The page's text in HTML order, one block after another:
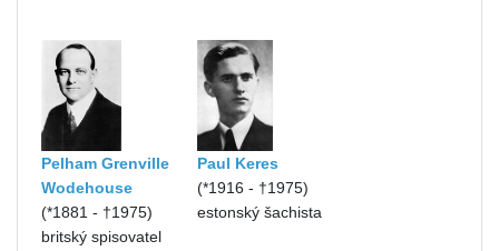
Pelham Grenville
Wodehouse
(*1881 - †1975)
britský spisovatel
Paul Keres
(*1916 - †1975)
estonský šachista